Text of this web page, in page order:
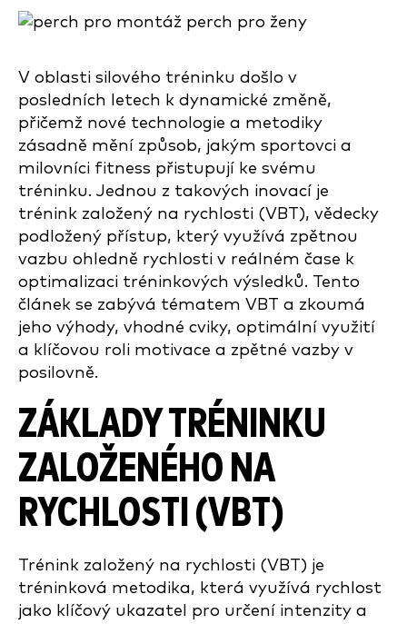
V oblasti silového tréninku došlo v
posledních letech k dynamické změně,
přičemž nové technologie a metodiky
zásadně mění způsob, jakým sportovci a
milovníci fitness přistupují ke svému
tréninku. Jednou z takových inovací je
trénink založený na rychlosti (VBT), vědecky
podložený přístup, který využívá zpětnou
vazbu ohledně rychlosti v reálném čase k
optimalizaci tréninkových výsledků. Tento
článek se zabývá tématem VBT a zkoumá
jeho výhody, vhodné cviky, optimální využití
a klíčovou roli motivace a zpětné vazby v
posilovně.
ZÁKLADY TRÉNINKU
ZALOŽENÉHO NA
RYCHLOSTI (VBT)
Trénink založený na rychlosti (VBT) je
tréninková metodika, která využívá rychlost
jako klíčový ukazatel pro určení intenzity a